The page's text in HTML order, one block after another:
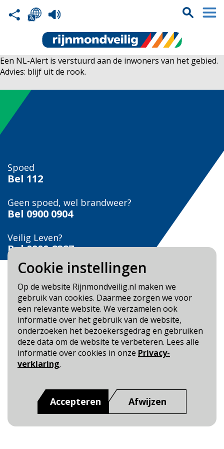
Cookie instellingen
Op de website Rijnmondveilig.nl maken we
gebruik van cookies. Daarmee zorgen we voor
een relevante website. We verzamelen ook
informatie over het gebruik van de website,
onderzoeken het bezoekersgedrag en gebruiken
deze data om de website te verbeteren. Lees alle
informatie over cookies in onze Privacy-
verklaring.
Accepteren Afwijzen
Een NL-Alert is verstuurd aan de inwoners van het gebied.
Advies: blijf uit de rook.
Spoed
Bel 112
Geen spoed, wel brandweer?
Bel 0900 0904
Veilig Leven?
Bel 0900-8387
Blijf op de hoogte
Cookie- en Privacybeleid
Toegankelijkheid